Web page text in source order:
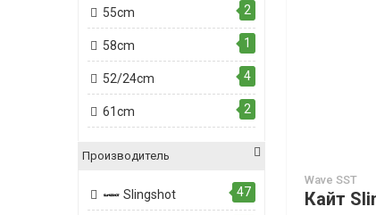
55cm 2
58cm 1
52/24cm 4
61cm 2
Производитель
Slingshot 47
Wave SST